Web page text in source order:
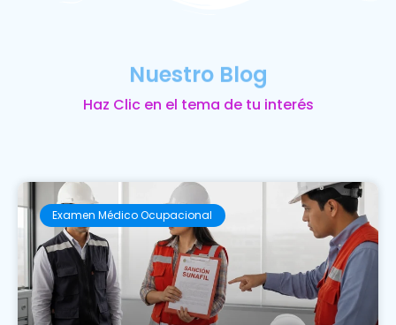
Nuestro Blog
Haz Clic en el tema de tu interés
Examen Médico Ocupacional